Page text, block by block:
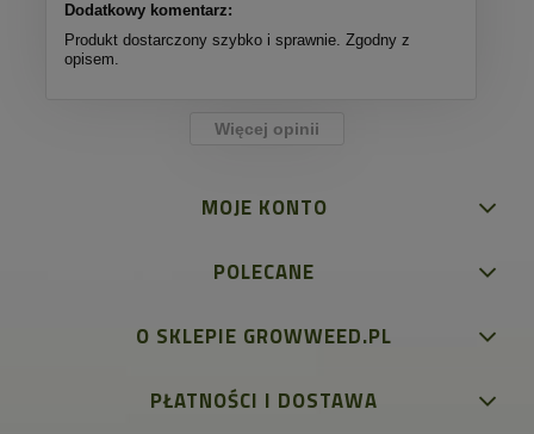
Dodatkowy komentarz:
Produkt dostarczony szybko i sprawnie. Zgodny z
opisem.
Więcej opinii
MOJE KONTO
POLECANE
O SKLEPIE GROWWEED.PL
PŁATNOŚCI I DOSTAWA